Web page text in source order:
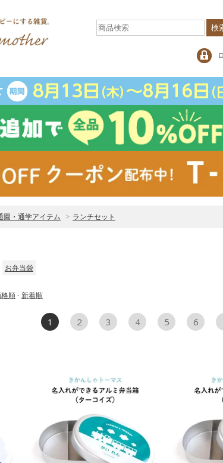
検
園・通学アイテム > ランチセット
お弁当袋
順-新着順
1 2 3 4 5 6